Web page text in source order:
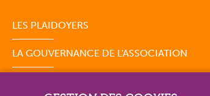
LES PLAIDOYERS
LA GOUVERNANCE DE L'ASSOCIATION